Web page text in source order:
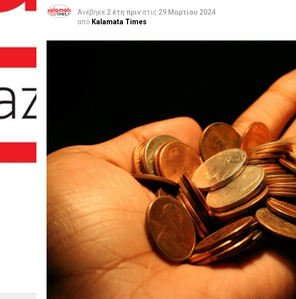
Ανέβηκε 2 έτη πριν στις 29 Μαρτίου 2024
από Kalamata Times